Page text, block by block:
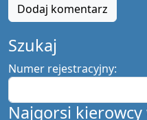
Dodaj komentarz
Szukaj
Numer rejestracyjny:
Najgorsi